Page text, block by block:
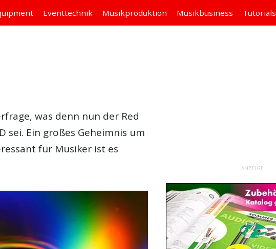
Eventtechnik Musikproduktion Musikbusiness Tutorials
was denn nun der Red
sei. Ein großes Geheimnis um
für Musiker ist es
ANZEIGE